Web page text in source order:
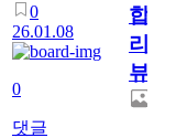
0
26.01.08
0
댓글
합
리
뷰